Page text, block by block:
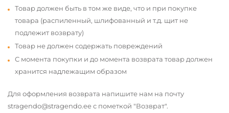
Товар должен быть в том же виде, что и при покупке
товара (распиленный, шлифованный и т.д. щит не
подлежит возврату)
Товар не должен содержать повреждений
С момента покупки и до момента возврата товар должен
хранится надлежащим образом
Для оформления возврата напишите нам на почту
stragendo@stragendo.ee с пометкой "Возврат".